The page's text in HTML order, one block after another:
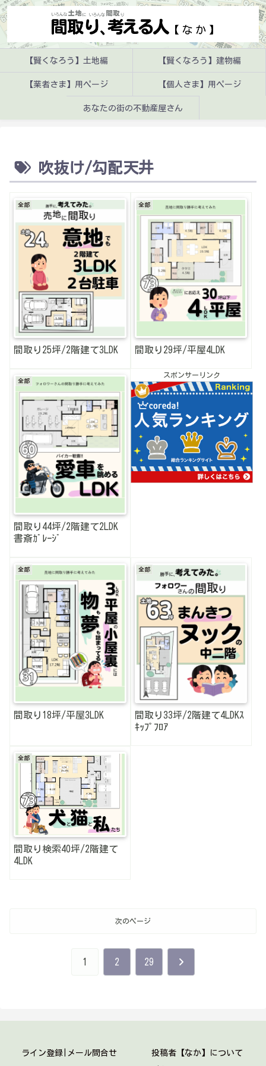
【賢くなろう】土地編 【賢くなろう】建物編
【業者さま】用ページ 【個人さま】用ページ
あなたの街の不動産屋さん
吹抜け/勾配天井
全部
間取り25坪/2階建て3LDK
全部
間取り29坪/平屋4LDK
全部
間取り44坪/2階建て2LDK
書斎ｶﾞﾚｰｼﾞ
スポンサーリンク
全部
間取り18坪/平屋3LDK
全部
間取り33坪/2階建て4LDKｽ
ｷｯﾌﾟﾌﾛｱ
全部
間取り検索40坪/2階建て
4LDK
次のページ
1 2 29 次
ライン登録|メール問合せ 投稿者【なか】について